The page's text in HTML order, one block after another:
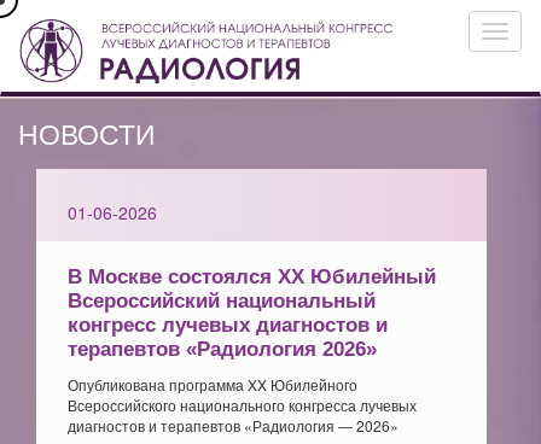
НОВОСТИ
01-06-2026
В Москве состоялся XX Юбилейный
Всероссийский национальный
конгресс лучевых диагностов и
терапевтов «Радиология 2026»
Опубликована программа XX Юбилейного
Всероссийского национального конгресса лучевых
диагностов и терапевтов «Радиология — 2026»